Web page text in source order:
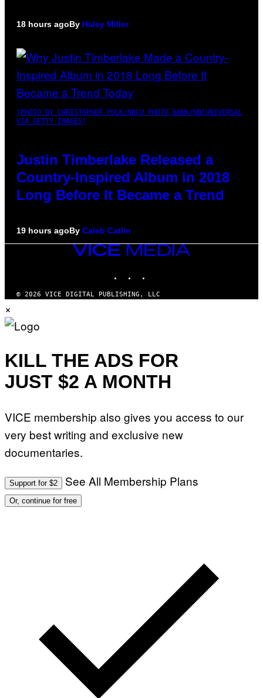
18 hours agoBy Haley Miller
(PHOTO BY CHRISTOPHER POLK/NBCU PHOTO BANK/NBCUNIVERSAL
VIA GETTY IMAGES)
Justin Timberlake Released a
Country-Inspired Album in 2018
Long Before It Became a Trend
19 hours agoBy Caleb Catlin
VICE
MEDIA
© 2026 VICE DIGITAL PUBLISHING, LLC
×
KILL THE ADS FOR
JUST $2 A MONTH
VICE membership also gives you access to our
very best writing and exclusive new
documentaries.
Support for $2 See All Membership Plans
Or, continue for free